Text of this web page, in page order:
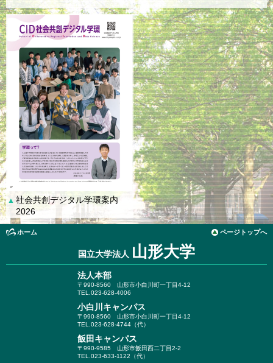
▲ 社会共創デジタル学環案内
2026
ホーム ページトップへ
国立大学法人 山形大学
法人本部
〒990-8560 山形市小白川町一丁目4-12
TEL.023-628-4006
小白川キャンパス
〒990-8560 山形市小白川町一丁目4-12
TEL.023-628-4744（代）
飯田キャンパス
〒990-9585 山形市飯田西二丁目2-2
TEL.023-633-1122（代）